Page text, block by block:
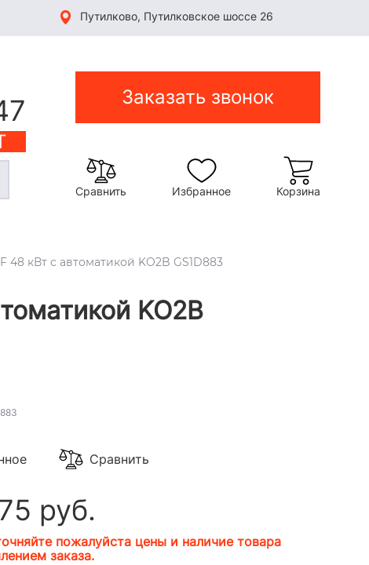
Путилково, Путилковское шоссе 26
Заказать звонок
Сравнить Избранное Корзина
48 кВт c автоматикой KO2B GS1D883
KO2B
Сравнить
руб.
пожалуйста цены и наличие товара
заказа.